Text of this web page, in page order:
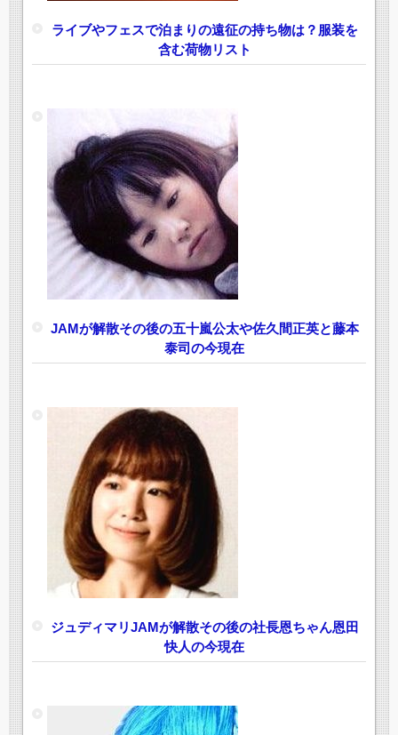
ライブやフェスで泊まりの遠征の持ち物は？服装を
含む荷物リスト
JAMが解散その後の五十嵐公太や佐久間正英と藤本
泰司の今現在
ジュディマリJAMが解散その後の社長恩ちゃん恩田
快人の今現在